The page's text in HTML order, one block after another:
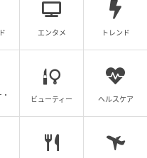
娘が降りてきてませ
エンタメ トレンド
ビューティー ヘルスケア